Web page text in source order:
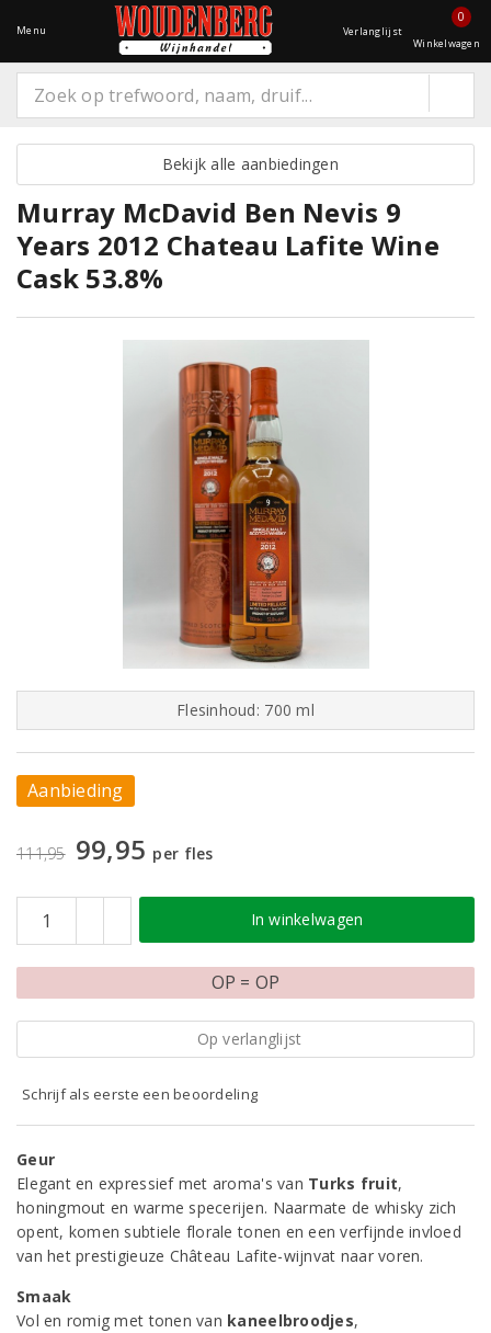
Menu Verlanglijst
0
Winkelwagen
Bekijk alle aanbiedingen
Murray McDavid Ben Nevis 9
Years 2012 Chateau Lafite Wine
Cask 53.8%
Flesinhoud: 700 ml
Aanbieding
111,95 99,95 per fles
In winkelwagen
OP = OP
Op verlanglijst
Schrijf als eerste een beoordeling
Geur
Elegant en expressief met aroma's van Turks fruit,
honingmout en warme specerijen. Naarmate de whisky zich
opent, komen subtiele florale tonen en een verfijnde invloed
van het prestigieuze Château Lafite-wijnvat naar voren.
Smaak
Vol en romig met tonen van kaneelbroodjes,